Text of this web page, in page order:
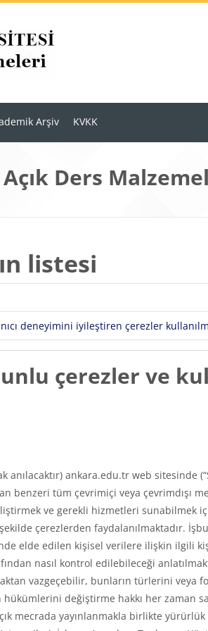
Arşiv KVKK
Ders
listesi
deneyimini iyileştiren çerezler
çerezler ve
anılacaktır) ankara.edu.tr web
benzeri tüm çevrimiçi veya çevrimdışı
ve gerekli hizmetleri sunabilmek
çerezlerden faydalanılmaktadır.
elde edilen kişisel verilere ilişkin ilgili
nasıl kontrol edilebileceği
vazgeçebilir, bunların türlerini veya
hükümlerini değiştirme hakkı her zaman
mecrada yayınlanmakla birlikte